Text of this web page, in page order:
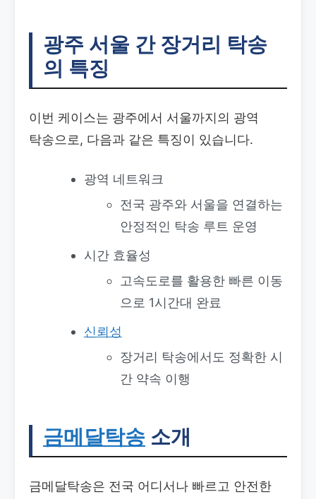
광주 서울 간 장거리 탁송
의 특징
이번 케이스는 광주에서 서울까지의 광역
탁송으로, 다음과 같은 특징이 있습니다.
광역 네트워크
전국 광주와 서울을 연결하는
안정적인 탁송 루트 운영
시간 효율성
고속도로를 활용한 빠른 이동
으로 1시간대 완료
신뢰성
장거리 탁송에서도 정확한 시
간 약속 이행
금메달탁송 소개
금메달탁송은 전국 어디서나 빠르고 안전한